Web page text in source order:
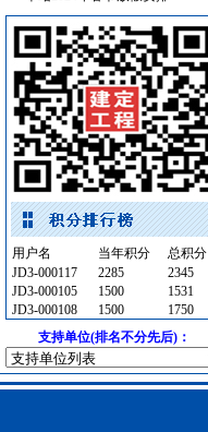
外墙装饰 [采购中]
门窗玻璃 [采购中]
变配电 [采购中]
电气系统 [采购中]
阀门组件 [采购中]
石材木材 [采购中]
PVC窗帘 [采购中]
光源灯具 [采购中]
标线 [采购中]
园林设施
[采购中]
消防器材
[采购中]
电气控制开关 [采购中]
防雷接地 [采购中]
消防稳压泵
防火阀 [采购中]
用户名 当年积分
总积分
JD3-000117
2285
2345
JD3-000105
1500
1531
JD3-000108
1500
1750
支持单位(排名不分先后)：